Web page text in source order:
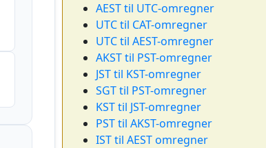
AEST til UTC-omregner
UTC til CAT-omregner
UTC til AEST-omregner
AKST til PST-omregner
JST til KST-omregner
SGT til PST-omregner
KST til JST-omregner
PST til AKST-omregner
IST til AEST omregner